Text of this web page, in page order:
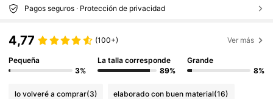
Pagos seguros · Protección de privacidad
4,77 (100+) Ver más
Pequeña
3%
La talla corresponde
89%
Grande
8%
lo volveré a comprar(3) elaborado con buen material(16)